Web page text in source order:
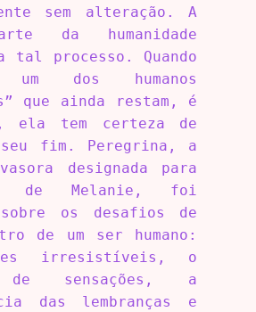
sem alteração. A
da humanidade
tal processo. Quando
um dos humanos
que ainda restam, é
ela tem certeza de
fim. Peregrina, a
designada para
de Melanie, foi
os desafios de
de um ser humano:
irresistíveis, o
de sensações, a
das lembranças e